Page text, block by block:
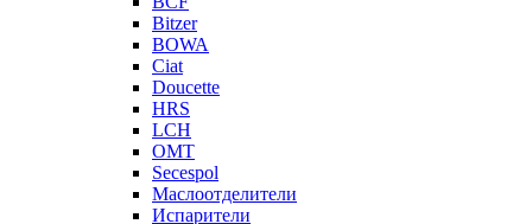
Bitzer
BOWA
Ciat
Doucette
HRS
LCH
OMT
Secespol
Маслоотделители
Испарители